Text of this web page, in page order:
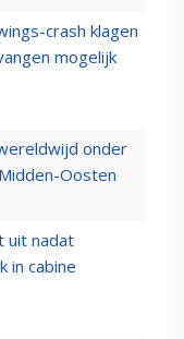
crash klagen
mogelijk
onder
Oosten
uit nadat
in cabine